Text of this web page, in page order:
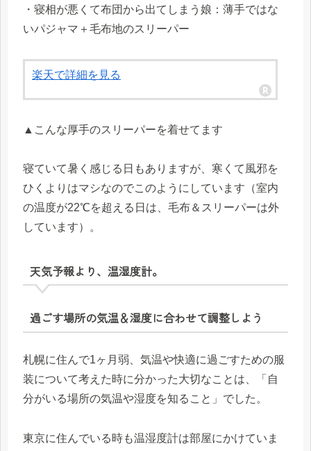
・寝相が悪くて布団から出てしまう娘：薄手ではな
いパジャマ＋毛布地のスリーパー
楽天で詳細を見る
▲こんな厚手のスリーパーを着せてます
寝ていて暑く感じる日もありますが、寒くて風邪を
ひくよりはマシなのでこのようにしています（室内
の温度が22℃を超える日は、毛布＆スリーパーは外
しています）。
天気予報より、温湿度計。
過ごす場所の気温＆湿度に合わせて調整しよう
札幌に住んで1ヶ月弱、気温や快適に過ごすための服
装について考えた時に分かった大切なことは、「自
分がいる場所の気温や湿度を知ること」でした。
東京に住んでいる時も温湿度計は部屋にかけていま